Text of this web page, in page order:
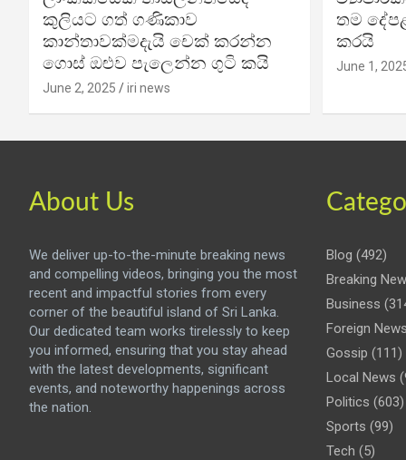
කුලියට ගත් ගණිකාව
කාන්තාවක්මදැයි චෙක් කරන්න
ගොස් ඔළුව පැලෙන්න ගුටි කයි
June 2, 2025 iri news
තම
කරයි
June 1,
About Us
We deliver up-to-the-minute breaking news
and compelling videos, bringing you the most
recent and impactful stories from every
corner of the beautiful island of Sri Lanka.
Our dedicated team works tirelessly to keep
you informed, ensuring that you stay ahead
with the latest developments, significant
events, and noteworthy happenings across
the nation.
Blog (492)
Breaking
Business
Foreign News
Gossip (111)
Local News
Politics (603)
Sports (99)
Tech (5)